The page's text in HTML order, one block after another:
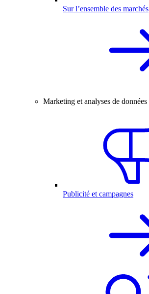
Sur l’ensemble des marchés
Marketing et analyses de données
Publicité et campagnes